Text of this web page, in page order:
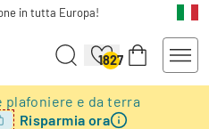
in tutta Europa!
1827
plafoniere e da terra
Risparmia ora